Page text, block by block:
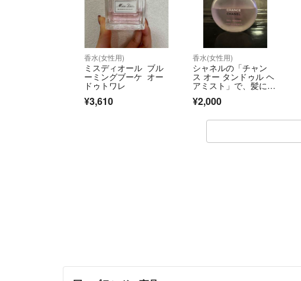
香水(女性用)
ミスディオール ブル
ーミングブーケ オー
ドゥトワレ
¥3,610
香水(女性用)
シャネルの「チャン
ス オー タンドゥル ヘ
アミスト」で、髪にフ
ローラル フルーティ
の繊細な香りをまとわ
¥2,000